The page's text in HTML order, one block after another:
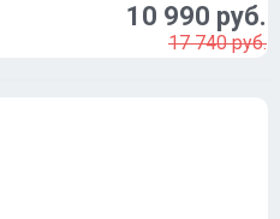
10 990 руб.
17 740 руб.